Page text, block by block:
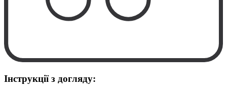
Інструкції з догляду: